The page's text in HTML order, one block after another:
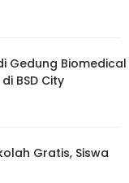
Gedung Biomedical
BSD City
Gratis, Siswa